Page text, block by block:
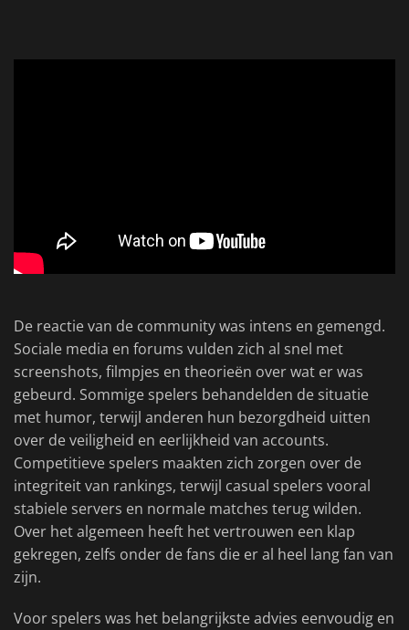
De reactie van de community was intens en gemengd.
Sociale media en forums vulden zich al snel met
screenshots, filmpjes en theorieën over wat er was
gebeurd. Sommige spelers behandelden de situatie
met humor, terwijl anderen hun bezorgdheid uitten
over de veiligheid en eerlijkheid van accounts.
Competitieve spelers maakten zich zorgen over de
integriteit van rankings, terwijl casual spelers vooral
stabiele servers en normale matches terug wilden.
Over het algemeen heeft het vertrouwen een klap
gekregen, zelfs onder de fans die er al heel lang fan van
zijn.
Voor spelers was het belangrijkste advies eenvoudig en